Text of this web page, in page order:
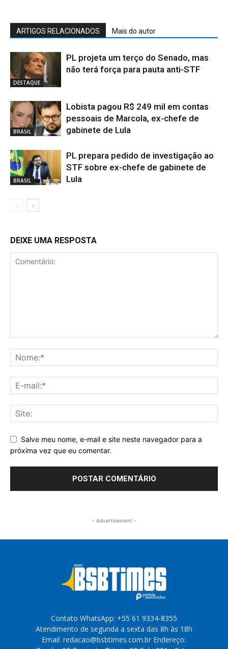
ARTIGOS RELACIONADOS Mais do autor
DESTAQUE
PL projeta um terço do Senado, mas
não terá força para pauta anti-STF
BRASIL
Lobista pagou R$ 249 mil em contas
pessoais de Marcola, ex-chefe de
gabinete de Lula
BRASIL
PL prepara pedido de investigação ao
STF sobre ex-chefe de gabinete de
Lula
DEIXE UMA RESPOSTA
Salve meu nome, e-mail e site neste navegador para a
próxima vez que eu comentar.
- Advertisement -
Contato WhatsApp: +55 61 9334-8355
Atendimento de segunda a sexta das 8h às 18h
Email: redacao@bsbtimes.com.br Endereço: